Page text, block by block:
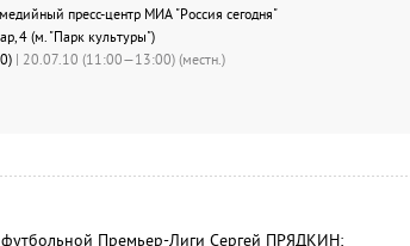
пресс-центр МИА "Россия сегодня"
4 (м. "Парк культуры")
| 20.07.10 (11:00—13:00) (местн.)
футбольной Премьер-Лиги Сергей ПРЯДКИН;